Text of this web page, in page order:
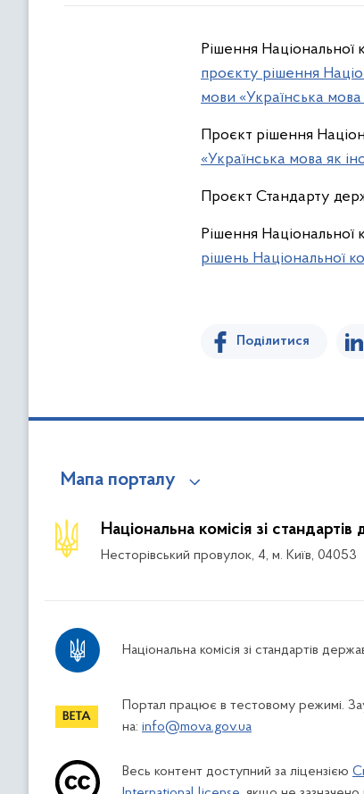
Рішення Національної
проєкту рішення
мови «Українська мова
Проєкт рішення
«Українська мова як
Проєкт Стандарту
Рішення Національної
рішень Національної
Поділитися
Мапа порталу
Національна комісія зі
Несторівський провулок, 4, м. Київ, 04053
Національна комісія зі стандартів
Портал працює в тестовому режимі.
на: info@mova.gov.ua
Весь контент доступний за ліцензією